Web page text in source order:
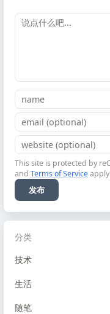
分类
技术
生活
随笔
This site is protected by
and Terms of Service
发布